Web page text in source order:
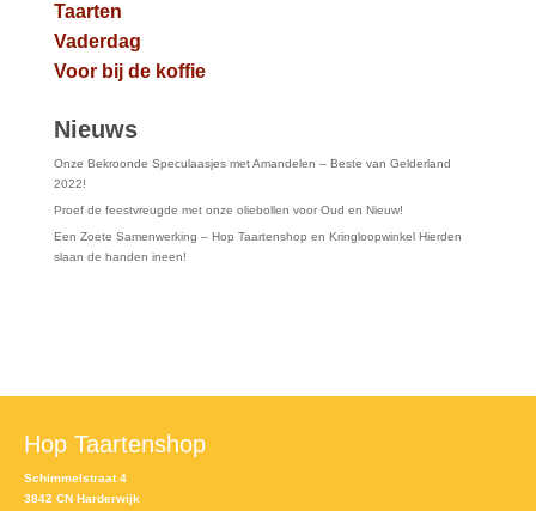
Taarten
Vaderdag
Voor bij de koffie
Nieuws
Onze Bekroonde Speculaasjes met Amandelen – Beste van Gelderland
2022!
Proef de feestvreugde met onze oliebollen voor Oud en Nieuw!
Een Zoete Samenwerking – Hop Taartenshop en Kringloopwinkel Hierden
slaan de handen ineen!
Hop Taartenshop
Schimmelstraat 4
3842 CN Harderwijk